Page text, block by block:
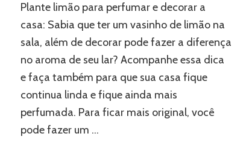
Plante limão para perfumar e decorar a
casa: Sabia que ter um vasinho de limão na
sala, além de decorar pode fazer a diferença
no aroma de seu lar? Acompanhe essa dica
e faça também para que sua casa fique
continua linda e fique ainda mais
perfumada. Para ficar mais original, você
pode fazer um …